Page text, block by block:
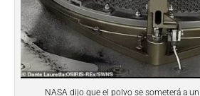
NASA dijo que el polvo se someterá a